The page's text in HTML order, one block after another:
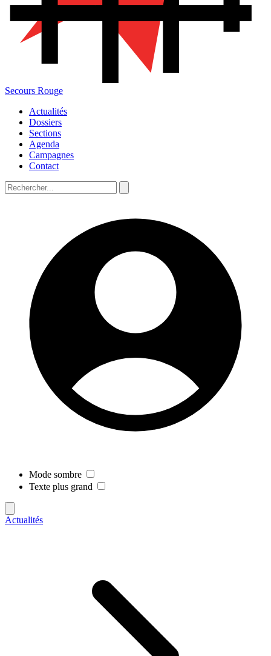
Secours Rouge
Actualités
Dossiers
Sections
Agenda
Campagnes
Contact
Mode sombre
Texte plus grand
Actualités